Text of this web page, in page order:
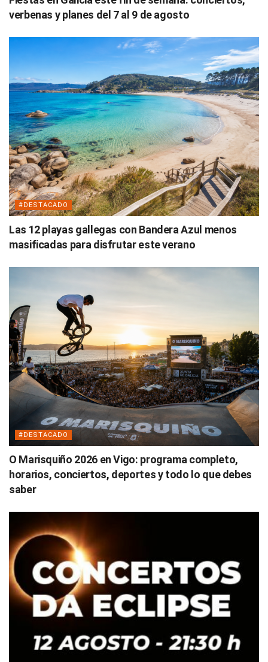
verbenas y planes del 7 al 9 de agosto
#DESTACADO
Las 12 playas gallegas con Bandera Azul menos
masificadas para disfrutar este verano
#DESTACADO
O Marisquiño 2026 en Vigo: programa completo,
horarios, conciertos, deportes y todo lo que debes
saber